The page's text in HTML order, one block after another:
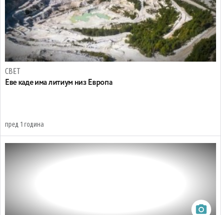
СВЕТ
Еве каде има литиум низ Европа
пред 1 година